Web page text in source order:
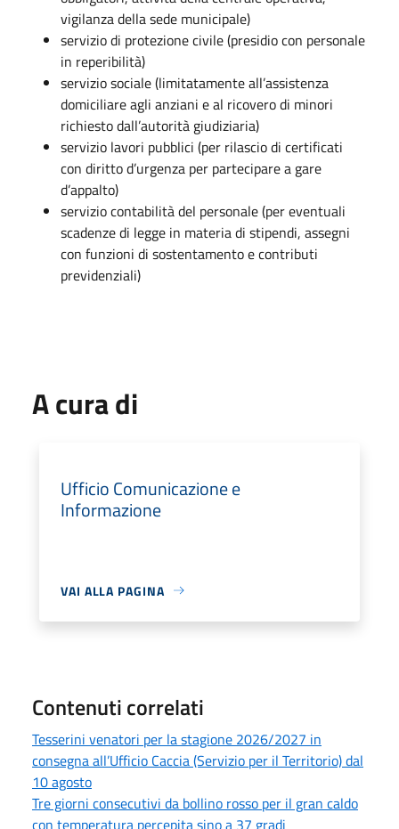
vigilanza della sede municipale)
servizio di protezione civile (presidio con personale
in reperibilità)
servizio sociale (limitatamente all’assistenza
domiciliare agli anziani e al ricovero di minori
richiesto dall’autorità giudiziaria)
servizio lavori pubblici (per rilascio di certificati
con diritto d’urgenza per partecipare a gare
d’appalto)
servizio contabilità del personale (per eventuali
scadenze di legge in materia di stipendi, assegni
con funzioni di sostentamento e contributi
previdenziali)
A cura di
Ufficio Comunicazione e
Informazione
VAI ALLA PAGINA
Contenuti correlati
Tesserini venatori per la stagione 2026/2027 in
consegna all’Ufficio Caccia (Servizio per il Territorio) dal
10 agosto
Tre giorni consecutivi da bollino rosso per il gran caldo
con temperatura percepita sino a 37 gradi